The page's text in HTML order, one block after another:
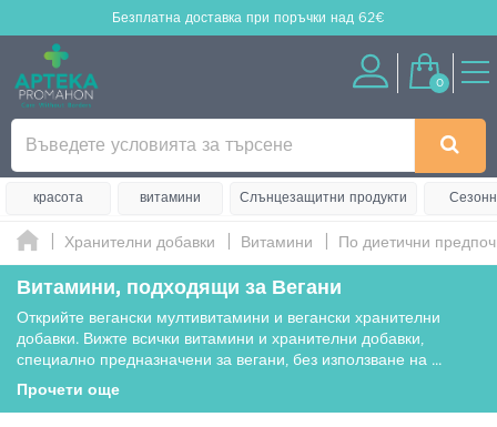
Безплатна доставка при поръчки над 62€
0
красота витамини Слънцезащитни продукти
Хранителни добавки Витамини По диетични
Витамини, подходящи за Вегани
Открийте вегански мултивитамини и вегански хранителни
добавки. Вижте всички витамини и хранителни добавки,
специално предназначени за вегани, без използване на ...
Прочети още